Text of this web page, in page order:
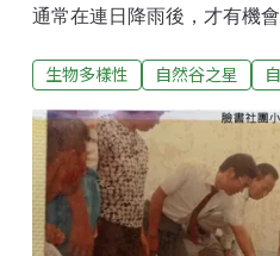
通常在連日降雨後，才有機
自然谷之星之前，還真的不
式就是觀察其外觀，對褐樹
是頭部的特徵。從吻端到兩
斑塊，這是台灣原生種青蛙
特徵就是其眼睛大且突出，
兩色。另外值得一提的是褐
生物多樣性 自然谷之星